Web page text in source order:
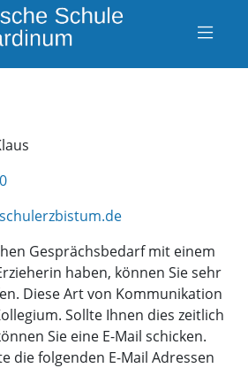
Gesprächsbedarf mit einem
haben, können Sie sehr
Diese Art von Kommunikation
Sollte Ihnen dies zeitlich
Sie eine E-Mail schicken.
die folgenden E-Mail Adressen